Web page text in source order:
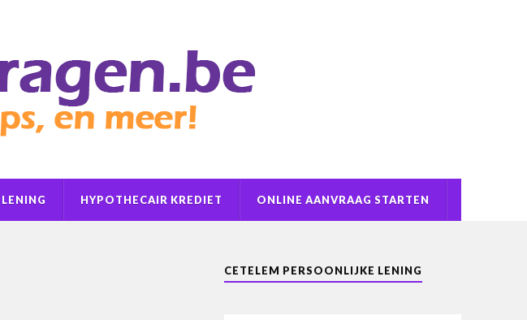
HYPOTHECAIR KREDIET ONLINE AANVRAAG STARTEN
CETELEM PERSOONLIJKE LENING